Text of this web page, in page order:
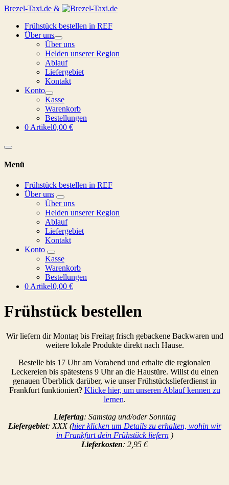
Brezel-Taxi.de &
Frühstück bestellen in REF
Über uns
Über uns
Helden unserer Region
Ablauf
Liefergebiet
Kontakt
Konto
Kasse
Warenkorb
Bestellungen
0 Artikel0,00 €
Menü
Frühstück bestellen in REF
Über uns
Über uns
Helden unserer Region
Ablauf
Liefergebiet
Kontakt
Konto
Kasse
Warenkorb
Bestellungen
0 Artikel0,00 €
Frühstück bestellen
Wir liefern dir Montag bis Freitag frisch gebackene Backwaren und
weitere lokale Produkte direkt nach Hause.
Bestelle bis 17 Uhr am Vorabend und erhalte die regionalen
Leckereien bis spätestens 9 Uhr an die Haustüre. Willst du einen
genauen Überblick darüber, wie unser Frühstückslieferdienst in
Frankfurt funktioniert? Klicke hier, um unseren Ablauf kennen zu
lernen.
Liefertag: Samstag und/oder Sonntag
Liefergebiet: XXX (hier klicken um Details zu erhalten, wohin wir
in Frankfurt dein Frühstück liefern)
Lieferkosten: 2,95 €